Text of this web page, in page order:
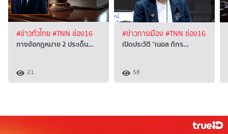
#ข่าวทั่วไทย#TNN ช่อง16
กางข้อกฎหมาย 2 ประเด็น…
21
#ข่าวการเมือง#TNN ช่อง16
เปิดประวัติ “เนอส ภัทร…
58